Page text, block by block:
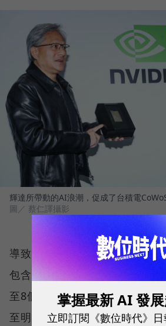
輝達所帶動的AI浪潮，促成了台積電
圖／ 蔡仁譯攝影
導致產能擴充緩慢的原因在於
包含日廠Shibaura、Tazmo等
至8個月。魏哲家則在法說會上
至明年底時，有機會緩解目前供
掌握最新 AI 發展
立即訂閱《數位時代》